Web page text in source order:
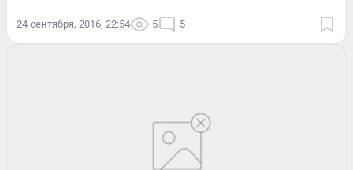
24 сентября, 2016, 22:54 5 5